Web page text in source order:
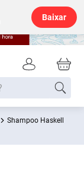
Baixar
Shampoo Haskell